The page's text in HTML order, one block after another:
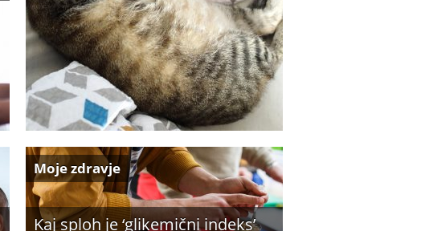
Kaj sploh je ‘glikemični indeks’
Moje zdravje